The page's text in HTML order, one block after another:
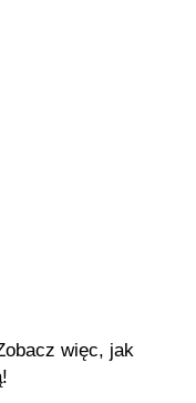
więc, jak